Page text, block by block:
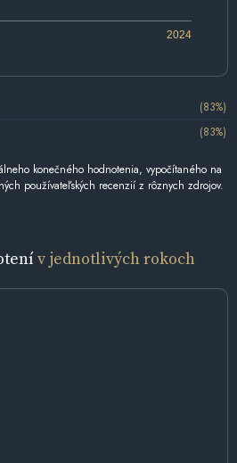
2024
(83%)
(83%)
konečného hodnotenia, vypočítaného na
používateľských recenzií z rôznych zdrojov.
v jednotlivých rokoch